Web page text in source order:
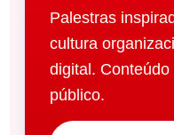
Palestras
cultura
digital.
público.